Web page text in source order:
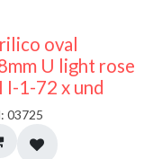
50% DESCUENTO
oval
U light rose
I-1-72 x und
03725